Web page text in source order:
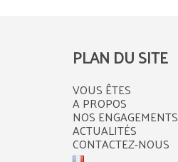
PLAN DU SITE
VOUS ÊTES
A PROPOS
NOS ENGAGEMENTS
ACTUALITÉS
CONTACTEZ-NOUS